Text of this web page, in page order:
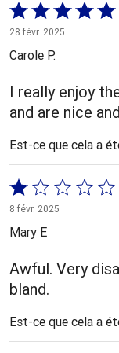
Coté
5 sur
5
28 févr. 2025
Carole P.
I really enjoy
and are nice
Est-ce que cela a
Coté
1 sur
5
8 févr. 2025
Mary E
Awful. Very
bland.
Est-ce que cela a